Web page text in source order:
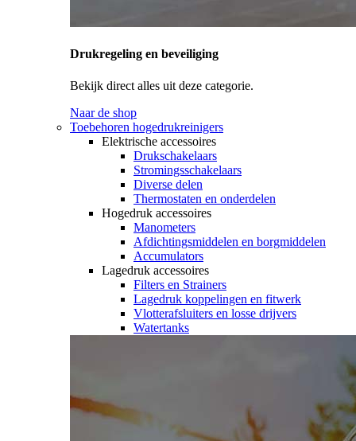
Drukregeling en beveiliging
Bekijk direct alles uit deze categorie.
Naar de shop
Toebehoren hogedrukreinigers
Elektrische accessoires
Drukschakelaars
Stromingsschakelaars
Diverse delen
Thermostaten en onderdelen
Hogedruk accessoires
Manometers
Afdichtingsmiddelen en borgmiddelen
Accumulators
Lagedruk accessoires
Filters en Strainers
Lagedruk koppelingen en fitwerk
Vlotterafsluiters en losse drijvers
Watertanks